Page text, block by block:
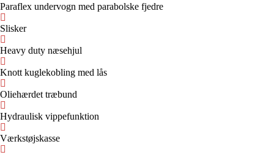
Paraflex undervogn med parabolske fjedre
Slisker
Heavy duty næsehjul
Knott kuglekobling med lås
Oliehærdet træbund
Hydraulisk vippefunktion
Værkstøjskasse